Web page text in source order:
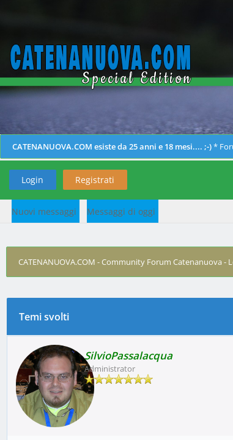
CATENANUOVA.COM esiste da 25 anni e 18 mesi.... ;-)*
Login Registrati
Nuovi messaggi Messaggi di oggi
CATENANUOVA.COM - Community Forum Catenanuova
Temi svolti
SilvioPassalacqua
Administrator